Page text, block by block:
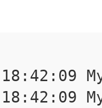
18:42:09
18:42:09